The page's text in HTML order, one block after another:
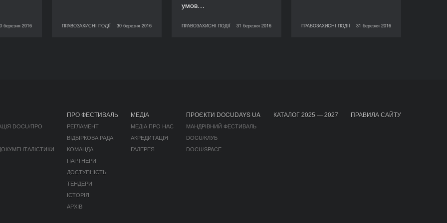
березня 2016
ПОДІЇ ПРАВОЗАХИСНІ ПОДІЇ 30 березня 2016
ПРАВОЗАХИСНІ ПОДІЇ
30 березня 2016
умов…
ПРАВОЗАХИСНІ ПОДІЇ 31 березня 2016
ПРАВОЗАХИСНІ ПОДІЇ
31 березня 2016 ПРАВОЗАХИСНІ ПОДІЇ 31 березня 2016
ПРАВОЗАХИСНІ ПОДІЇ
31 березня 2016
DOCU/ПРО
ПРО ФЕСТИВАЛЬ
РЕГЛАМЕНТ
ВІДБІРКОВА РАДА
КОМАНДА
ПАРТНЕРИ
ДОСТУПНІСТЬ
ТЕНДЕРИ
ІСТОРІЯ
АРХІВ
МЕДІА
МЕДІА ПРО НАС
АКРЕДИТАЦІЯ
ГАЛЕРЕЯ
ПРОЄКТИ DOCUDAYS UA
МАНДРІВНИЙ ФЕСТИВАЛЬ
DOCU/КЛУБ
DOCU/SPACE
КАТАЛОГ 2025 — 2027 ПРАВИЛА САЙТУ